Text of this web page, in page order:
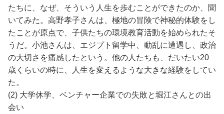
たちに、なぜ、そういう人生を歩むことができたのか、聞
いてみた。高野孝子さんは、極地の冒険で神秘的体験をし
たことが原点で、子供たちの環境教育活動を始められたそ
うだ。小池さんは、エジプト留学中、動乱に遭遇し、政治
の大切さを痛感したという。他の人たちも、だいたい20
歳くらいの時に、人生を変えるような大きな経験をしてい
た。
(2) 大学休学、ベンチャー企業での失敗と堀江さんとの出
会い